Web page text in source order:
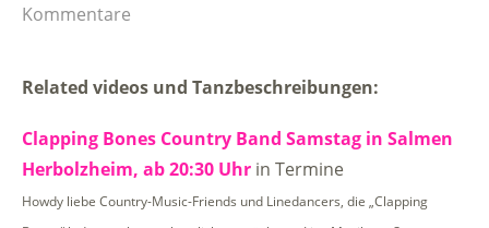
Kommentare
Related videos und Tanzbeschreibungen:
Clapping Bones Country Band Samstag in Salmen
Herbolzheim, ab 20:30 Uhr in Termine
Howdy liebe Country-Music-Friends und Linedancers, die „Clapping